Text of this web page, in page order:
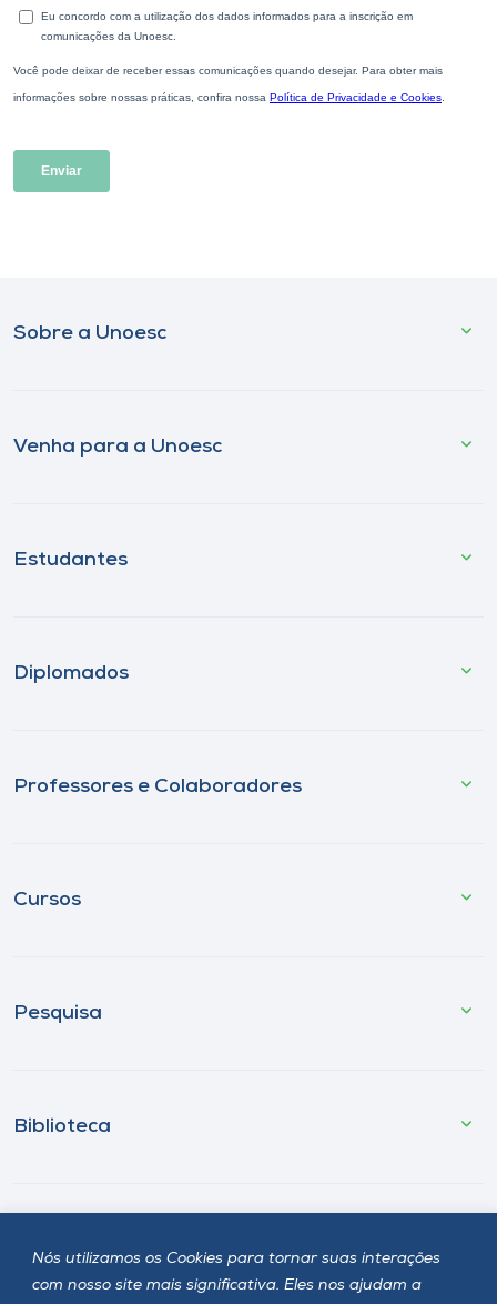
Nós utilizamos os Cookies para tornar suas interações
com nosso site mais significativa. Eles nos ajudam a
Sobre a Unoesc
Venha para a Unoesc
Estudantes
Diplomados
Professores e Colaboradores
Cursos
Pesquisa
Biblioteca